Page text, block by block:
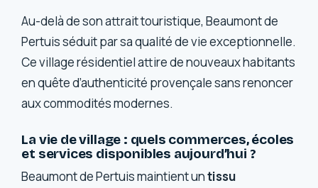
Au-delà de son attrait touristique, Beaumont de
Pertuis séduit par sa qualité de vie exceptionnelle.
Ce village résidentiel attire de nouveaux habitants
en quête d’authenticité provençale sans renoncer
aux commodités modernes.
La vie de village : quels commerces, écoles
et services disponibles aujourd’hui ?
Beaumont de Pertuis maintient untissu